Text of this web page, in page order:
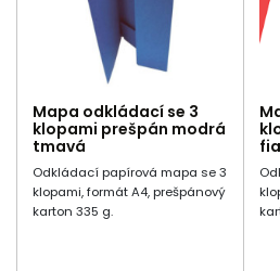
Mapa odkládací se 3
klopami prešpán modrá
tmavá
Odkládací papírová mapa se 3
klopami, formát A4, prešpánový
karton 335 g.